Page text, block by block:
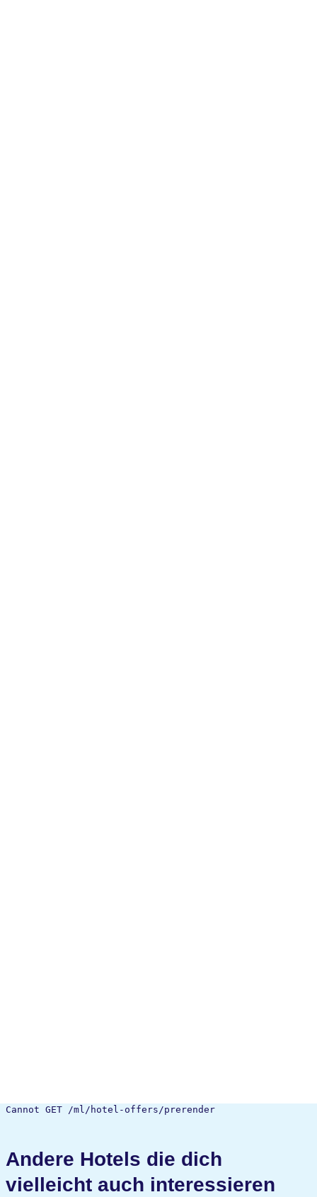
Cannot GET /ml/hotel-offers/prerender
Andere Hotels die dich
vielleicht auch interessieren